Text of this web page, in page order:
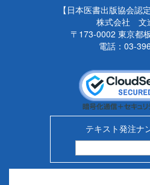
【日本医書出版協会認
株式会社 文
〒173-0002 東京都
電話：03-
テキスト発注ナ